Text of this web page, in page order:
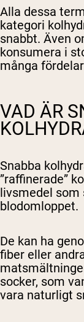
Alla dessa
kategori
snabbt. Även
konsumera i
många
VAD ÄR
Snabba
”raffinerade”
livsmedel som
blodomloppet.
De kan ha
fiber eller
socker, som
vara naturligt